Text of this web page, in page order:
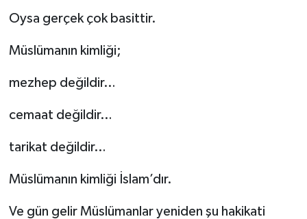
Oysa gerçek çok basittir.
Müslümanın kimliği;
mezhep değildir…
cemaat değildir…
tarikat değildir…
Müslümanın kimliği İslam’dır.
Ve gün gelir Müslümanlar yeniden şu hakikati